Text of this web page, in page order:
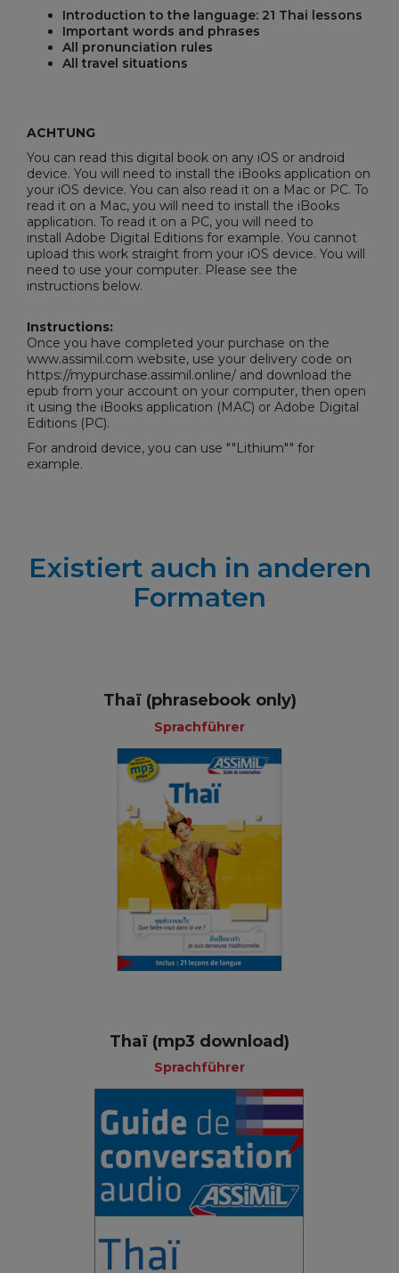
Introduction to the language: 21 Thai lessons
Important words and phrases
All pronunciation rules
All travel situations
ACHTUNG
You can read this digital book on any iOS or android
device. You will need to install the iBooks application on
your iOS device. You can also read it on a Mac or PC. To
read it on a Mac, you will need to install the iBooks
application. To read it on a PC, you will need to
install Adobe Digital Editions for example. You cannot
upload this work straight from your iOS device. You will
need to use your computer. Please see the
instructions below.
Instructions:
Once you have completed your purchase on the
www.assimil.com website, use your delivery code on
https://mypurchase.assimil.online/ and download the
epub from your account on your computer, then open
it using the iBooks application (MAC) or Adobe Digital
Editions (PC).
For android device, you can use ""Lithium"" for
example.
Existiert auch in anderen
Formaten
Thaï (phrasebook only)
Sprachführer
Thaï (mp3 download)
Sprachführer